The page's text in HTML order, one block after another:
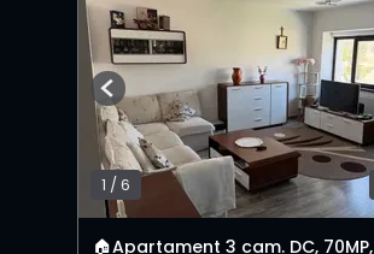
1 /6
Previous
🏠Apartament 3 cam. DC,